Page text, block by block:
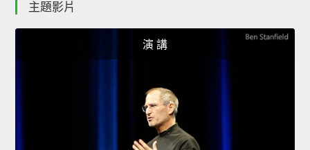
主題影片
演 講